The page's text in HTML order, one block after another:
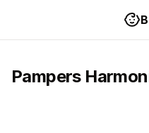
Pampers